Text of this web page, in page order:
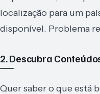
localização para um
disponível. Problema
2. Descubra
Quer saber o que está